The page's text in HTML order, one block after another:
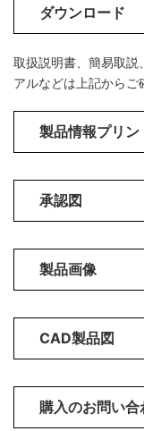
ダウンロード
取扱説明書、簡易取説
アルなどは上記からご
製品情報プリン
承認図
製品画像
CAD製品図
購入のお問い合